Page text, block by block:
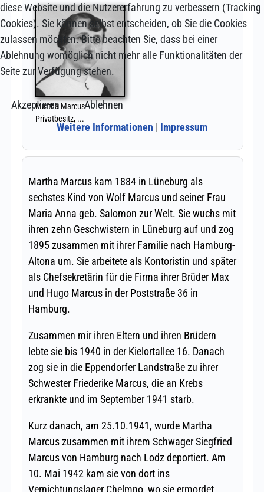
diese Website und die Nutzererfahrung zu verbessern (Tracking
Cookies). Sie können selbst entscheiden, ob Sie die Cookies
zulassen möchten. Bitte beachten Sie, dass bei einer
Ablehnung womöglich nicht mehr alle Funktionalitäten der
Seite zur Verfügung stehen.
Akzeptieren
Ablehnen
Weitere Informationen | Impressum